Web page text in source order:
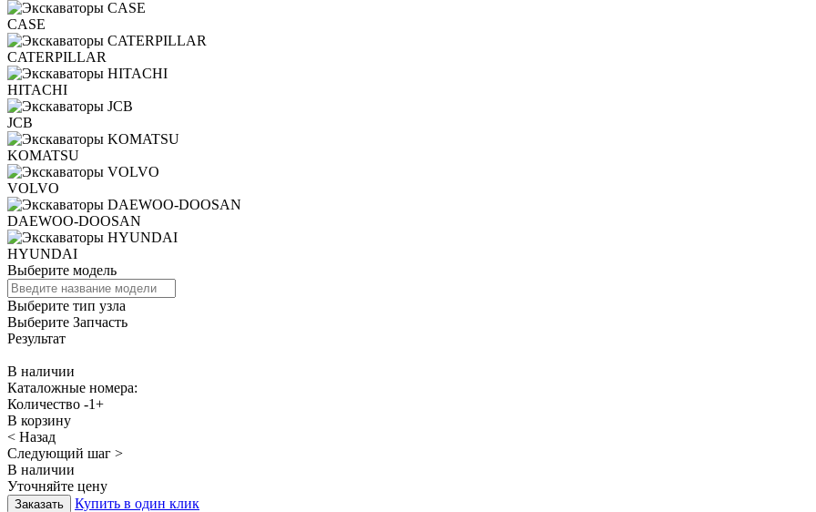
CASE
CATERPILLAR
HITACHI
JCB
KOMATSU
VOLVO
DAEWOO-DOOSAN
HYUNDAI
Выберите модель
Выберите тип узла
Выберите Запчасть
Результат
В наличии
Каталожные номера:
Количество -1+
В корзину
< Назад
Следующий шаг >
В наличии
Уточняйте цену
Купить в один клик